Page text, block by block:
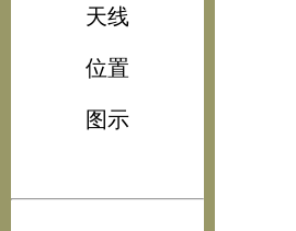
天线
位置
图示